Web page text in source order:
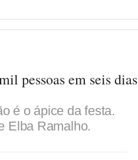
pessoas em seis dias
é o ápice da festa.
Elba Ramalho.